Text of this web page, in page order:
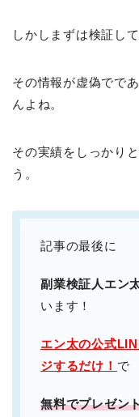
しかしまずは検証し
その情報が虚偽でで
んよね。
その実績をしっかり
う。
記事の最後に
副業検証人エン
います！
エン太の公式
ジするだけ！ で
無料でプレゼン